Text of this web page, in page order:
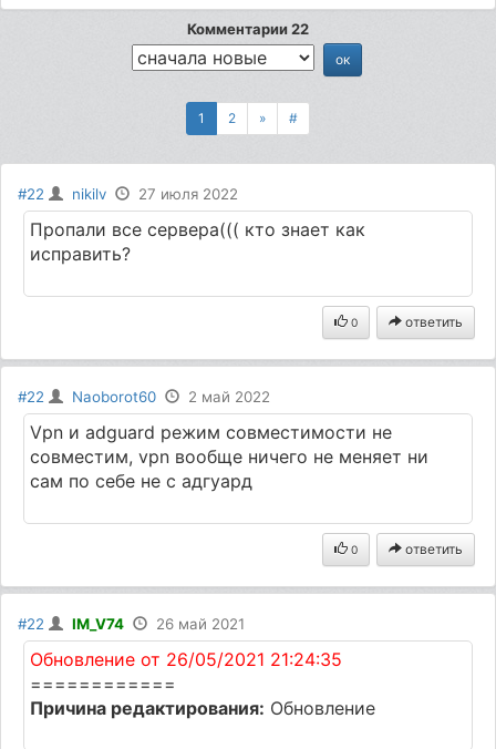
Комментарии 22
1 2 » #
#22 nikilv 27 июля 2022
Пропали все сервера((( кто знает как
исправить?
0 ответить
#22 Naoborot60 2 май 2022
Vpn и adguard режим совместимости не
совместим, vpn вообще ничего не меняет ни
сам по себе не с адгуард
0 ответить
#22 IM_V74 26 май 2021
Обновление от 26/05/2021 21:24:35
============
Причина редактирования: Обновление